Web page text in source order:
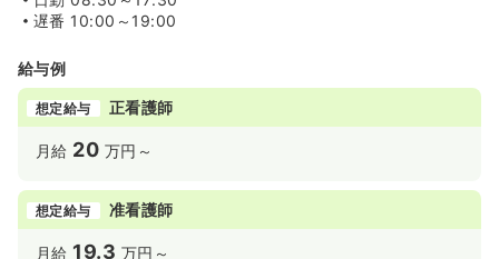
遅番 10:00～19:00
給与例
想定給与 正看護師
月給 20 万円～
想定給与 准看護師
月給 19.3 万円～